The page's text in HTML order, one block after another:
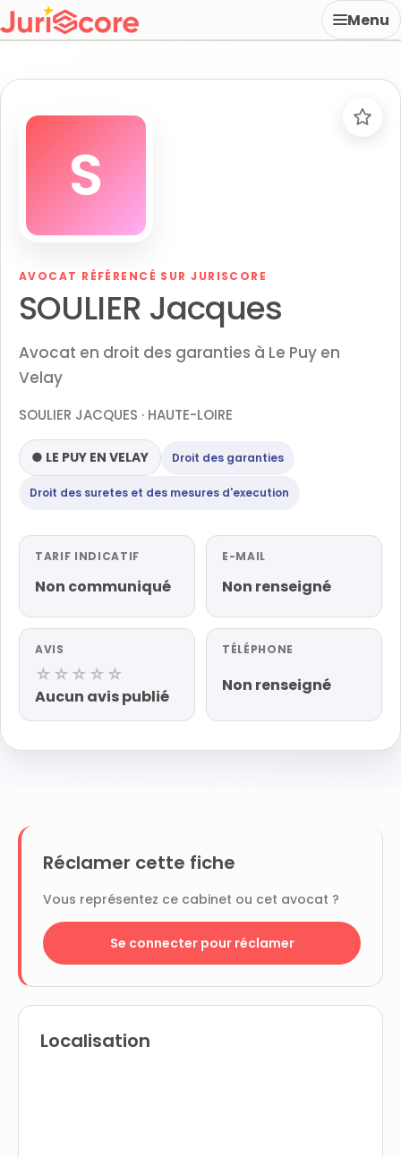
Menu
S
AVOCAT RÉFÉRENCÉ SUR JURISCORE
SOULIER Jacques
Avocat en droit des garanties à Le Puy en
Velay
SOULIER JACQUES · HAUTE-LOIRE
● LE PUY EN VELAY Droit des garanties
Droit des suretes et des mesures d'execution
TARIF INDICATIF
Non communiqué
E-MAIL
Non renseigné
AVIS
☆☆☆☆☆
Aucun avis publié
TÉLÉPHONE
Non renseigné
Réclamer cette fiche
Vous représentez ce cabinet ou cet avocat ?
Se connecter pour réclamer
Localisation